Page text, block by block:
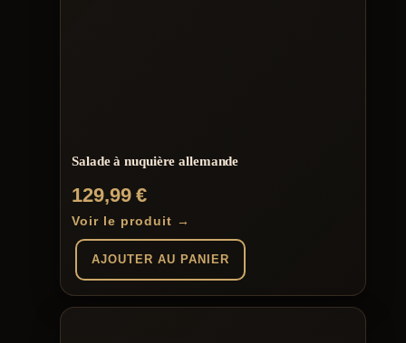
Salade à nuquière allemande
129,99€
Voir le produit →
AJOUTER AU PANIER